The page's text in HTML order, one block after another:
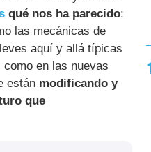
qué nos ha parecido:
las mecánicas de
aquí y allá típicas
en las nuevas
están modificando y
que